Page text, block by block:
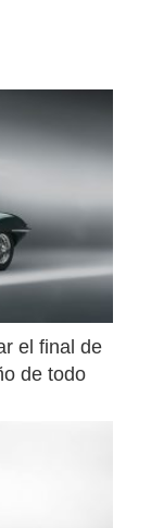
el final de
de todo